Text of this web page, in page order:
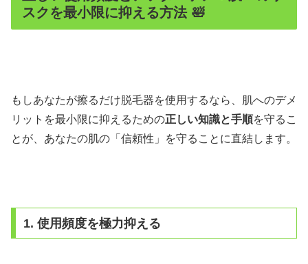
スクを最小限に抑える方法 🛀
もしあなたが擦るだけ脱毛器を使用するなら、肌へのデメ
リットを最小限に抑えるための正しい知識と手順を守るこ
とが、あなたの肌の「信頼性」を守ることに直結します。
1. 使用頻度を極力抑える